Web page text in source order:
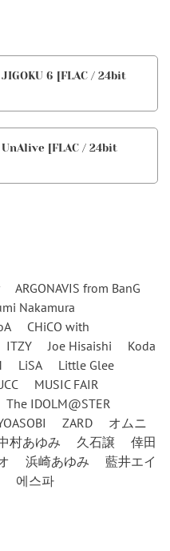
6 [FLAC / 24bit
[FLAC / 24bit
ARGONAVIS from BanG
Nakamura
CHiCO with
ITZY Joe Hisaishi
Koda
LiSA
Little Glee
MUSIC FAIR
The IDOLM@STER
ZARD
オムニ
村あゆみ 久石譲
倖田
浜崎あゆみ
藍井エイ
에스파